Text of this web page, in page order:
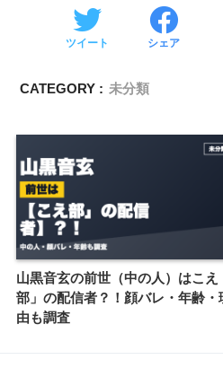
ツイート シェア
CATEGORY : 未分類
山黒音玄の前世（中の人）はこえ
部」の配信者？！顔バレ・年齢・
由も調査